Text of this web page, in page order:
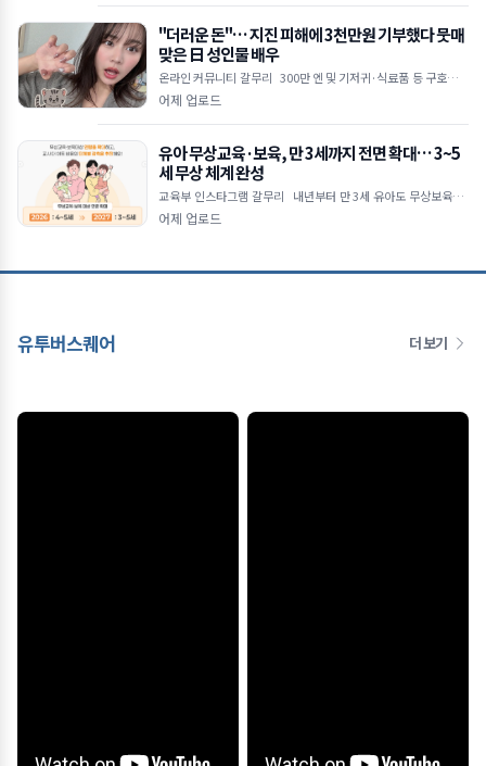
"더러운 돈"… 지진 피해에 3천만원 기부했다 뭇매
맞은 日 성인물 배우
온라인 커뮤니티 갈무리 300만 엔 및 기저귀·식료품 등 구호물품
전달 직업 비하하며 악플 쏟아낸 일부 누리꾼 논란 "지원 동참 유도
어제 업로드
유아 무상교육·보육, 만 3세까지 전면 확대… 3~5
세 무상 체계 완성
교육부 인스타그램 갈무리 내년부터 만 3세 유아도 무상보육·교
육 지원 대상 포함 공공보육 이용률 2030년까지 55% 목표로 상향
어제 업로드
유투버스퀘어 더 보기